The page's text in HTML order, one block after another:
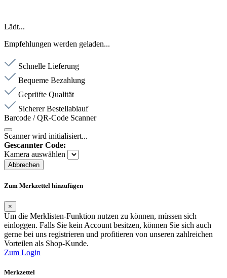
Lädt...
Empfehlungen werden geladen...
Schnelle Lieferung
Bequeme Bezahlung
Geprüfte Qualität
Sicherer Bestellablauf
Barcode / QR-Code Scanner
Scanner wird initialisiert...
Gescannter Code:
Kamera auswählen
Abbrechen
Zum Merkzettel hinzufügen
×
Um die Merklisten-Funktion nutzen zu können, müssen sich
einloggen. Falls Sie kein Account besitzen, können Sie sich auch
gerne bei uns registrieren und profitieren von unseren zahlreichen
Vorteilen als Shop-Kunde.
Zum Login
Merkzettel